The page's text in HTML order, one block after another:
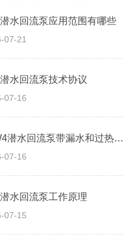
水回流泵应用范围有哪些
07-21
水回流泵技术协议
07-16
QJB-W4潜水回流泵带漏水和过热保护功能
07-16
水回流泵工作原理
07-15